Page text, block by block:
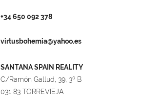
+34 650 092 378
virtusbohemia@yahoo.es
SANTANA SPAIN REALITY
C/Ramón Gallud, 39, 3º B
031 83 TORREVIEJA